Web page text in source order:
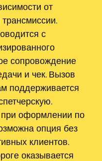
от
с
сопровождение
и чек. Вызов
поддерживается
при оформлении по
опция без
клиентов.
оказывается